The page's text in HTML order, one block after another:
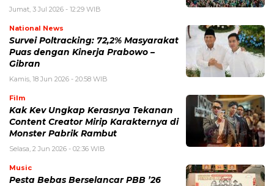
Jumat, 3 Jul 2026 - 12:29 WIB
National News
Survei Poltracking: 72,2% Masyarakat
Puas dengan Kinerja Prabowo –
Gibran
Kamis, 18 Jun 2026 - 20:58 WIB
Film
Kak Kev Ungkap Kerasnya Tekanan
Content Creator Mirip Karakternya di
Monster Pabrik Rambut
Selasa, 2 Jun 2026 - 02:36 WIB
Music
Pesta Bebas Berselancar PBB ’26